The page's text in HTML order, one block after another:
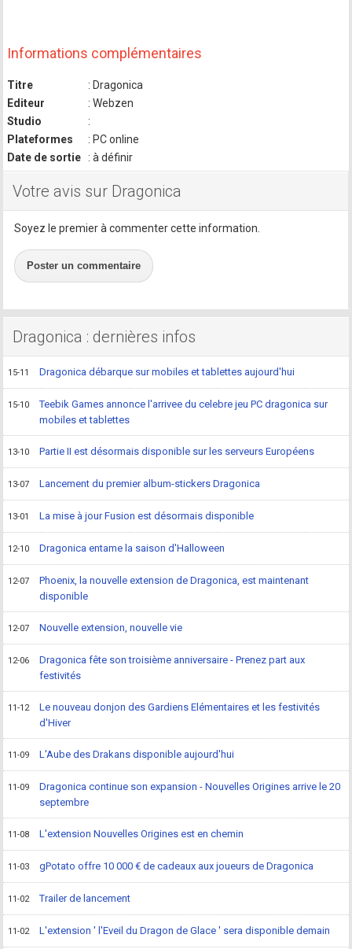
Informations complémentaires
Titre
: Dragonica
Editeur
: Webzen
Studio
:
Plateformes
: PC online
Date de sortie
: à définir
Votre avis sur Dragonica
Soyez le premier à commenter cette information.
Poster un commentaire
Dragonica : dernières infos
15-11 Dragonica débarque sur mobiles et tablettes aujourd'hui
15-10
Teebik Games annonce l'arrivee du celebre jeu PC dragonica sur
mobiles et tablettes
13-10 Partie II est désormais disponible sur les serveurs Européens
13-07 Lancement du premier album-stickers Dragonica
13-01 La mise à jour Fusion est désormais disponible
12-10 Dragonica entame la saison d'Halloween
12-07
Phoenix, la nouvelle extension de Dragonica, est maintenant
disponible
12-07 Nouvelle extension, nouvelle vie
12-06
Dragonica fête son troisième anniversaire - Prenez part aux
festivités
11-12
Le nouveau donjon des Gardiens Elémentaires et les festivités
d'Hiver
11-09 L'Aube des Drakans disponible aujourd'hui
11-09
Dragonica continue son expansion - Nouvelles Origines arrive le 20
septembre
11-08 L'extension Nouvelles Origines est en chemin
11-03 gPotato offre 10 000 € de cadeaux aux joueurs de Dragonica
11-02 Trailer de lancement
11-02 L'extension ' l'Eveil du Dragon de Glace ' sera disponible demain